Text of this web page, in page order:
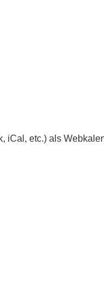
iCal, etc.) als